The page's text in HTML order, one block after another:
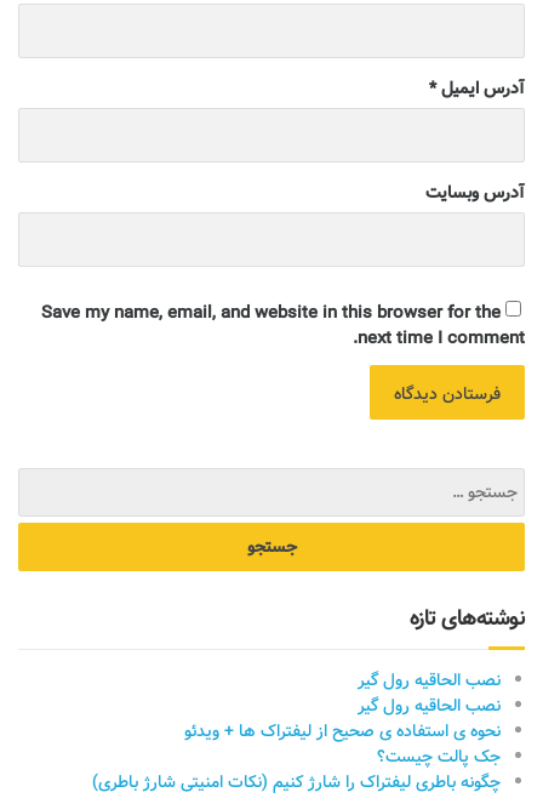
آدرس ایمیل*
آدرس وبسایت
Save my name, email, and website in this browser for the
next time I comment.
نوشته‌های تازه
نصب الحاقیه رول گیر
نصب الحاقیه رول گیر
نحوه ی استفاده ی صحیح از لیفتراک ها + ویدئو
جک پالت چیست؟
چگونه باطری لیفتراک را شارژ کنیم (نکات امنیتی شارژ باطری)